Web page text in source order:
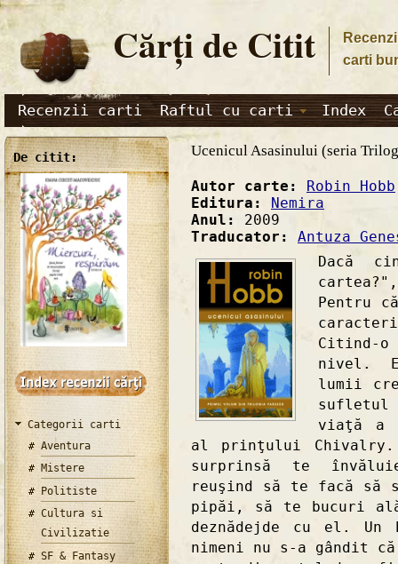
Cărţi de Citit
carti
Recenzii carti Raftul cu carti Index
De citit:
Categorii carti
Aventura
Mistere
Politiste
Cultura si
Civilizatie
SF & Fantasy
Ucenicul Asasinului (seria
Autor carte: Robin Hobb
Editura: Nemira
Anul: 2009
Traducator: Antuza
Dacă
Pentru
Citind-
nivel.
lumii
viaţă a
al prinţului Chivalry.
surprinsă te
reuşind să te facă
pipăi, să te bucuri
deznădejde cu el.
nimeni nu s-a gândit